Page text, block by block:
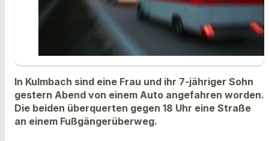
In Kulmbach sind eine Frau und ihr 7-jähriger Sohn
gestern Abend von einem Auto angefahren worden.
Die beiden überquerten gegen 18 Uhr eine Straße
an einem Fußgängerüberweg.